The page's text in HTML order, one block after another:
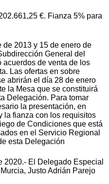
€. Fianza 5% para
2013 y 15 de enero de
General del
acuerdos de venta de los
Las ofertas en sobre
abrirán el día 28 de enero
la Mesa que se constituirá
Delegación. Para tomar
la presentación, en
la fianza con los requisitos
de Condiciones que está
en el Servicio Regional
esta Delegación
2020.- El Delegado Especial
Justo Adrián Parejo